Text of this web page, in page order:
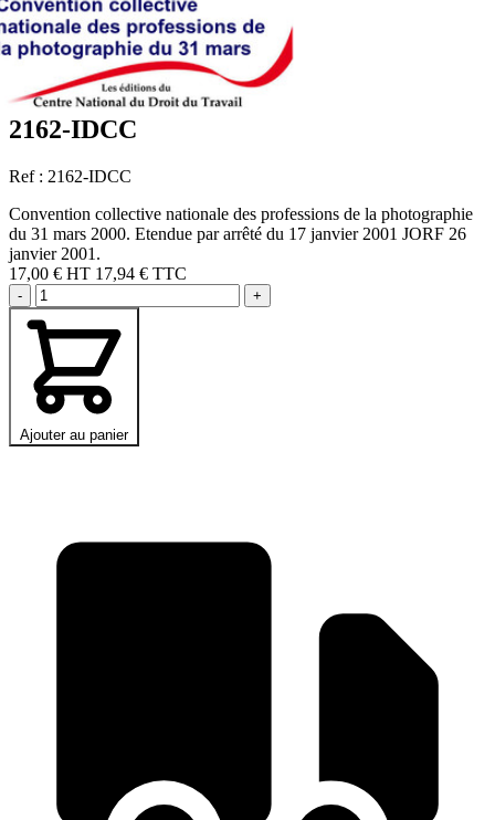
2162-IDCC
Ref : 2162-IDCC
Convention collective nationale des professions de la photographie
du 31 mars 2000. Etendue par arrêté du 17 janvier 2001 JORF 26
janvier 2001.
17,00 € HT 17,94 € TTC
- +
Ajouter au panier